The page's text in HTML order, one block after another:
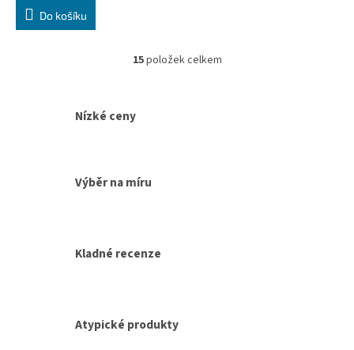
Do košíku
O
s
15položek celkem
Nízké ceny
Výběr na míru
Kladné recenze
Atypické produkty